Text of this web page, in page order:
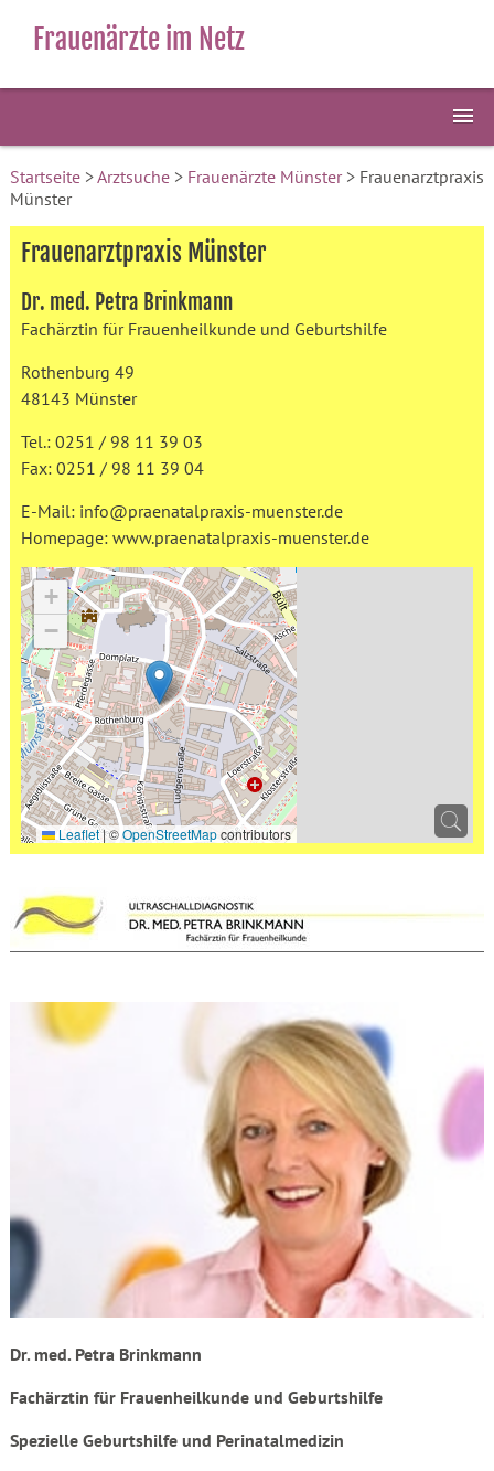
Frauenärzte im Netz
Startseite>Arztsuche> Frauenärzte Münster> Frauenarztpraxis
Münster
Frauenarztpraxis Münster
Dr. med. Petra Brinkmann
Fachärztin für Frauenheilkunde und Geburtshilfe
Rothenburg 49
48143 Münster
Tel.: 0251 / 98 11 39 03
Fax: 0251 / 98 11 39 04
E-Mail: info@praenatalpraxis-muenster.de
Homepage: www.praenatalpraxis-muenster.de
+
−
Leaflet|©OpenStreetMapcontributors
Dr. med. Petra Brinkmann
Fachärztin für Frauenheilkunde und Geburtshilfe
Spezielle Geburtshilfe und Perinatalmedizin